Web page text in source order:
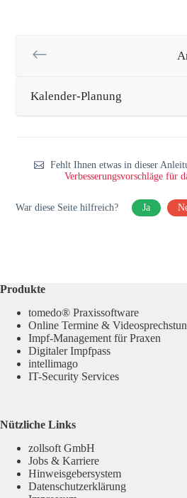
Kalender-Planung
Fehlt Ihnen etwas in dieser
Verbesserungsvorschläge für
War diese Seite hilfreich? Ja
Produkte
tomedo® Praxissoftware
Online Termine &
Impf-Management für Praxen
Digitaler Impfpass
intellimago
IT-Security Services
Nützliche Links
zollsoft GmbH
Jobs & Karriere
Hinweisgebersystem
Datenschutzerklärung